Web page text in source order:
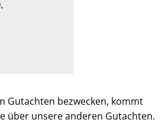
Gutachten bezwecken, kommt
über unsere anderen Gutachten.